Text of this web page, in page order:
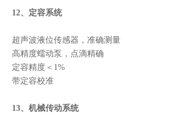
12、定容系统
超声波液位传感器，准确测量
高精度蠕动泵，点滴精确
定容精度＜1%
带定容校准
13、机械传动系统